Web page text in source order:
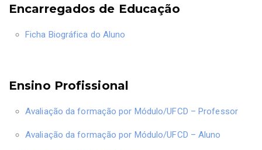
Encarregados de Educação
Ficha Biográfica do Aluno
Ensino Profissional
Avaliação da formação por Módulo/UFCD – Professor
Avaliação da formação por Módulo/UFCD – Aluno